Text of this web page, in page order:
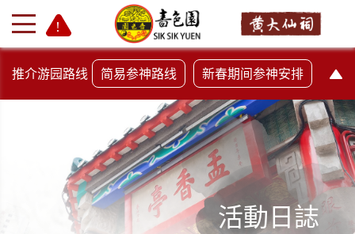
推介游园路线 简易参神路线 新春期间参神安排
活動日誌